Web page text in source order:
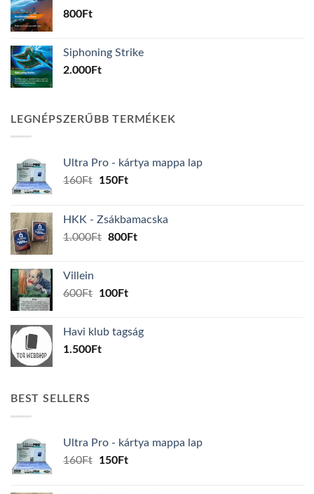
800Ft
Siphoning Strike
2.000Ft
LEGNÉPSZERŰBB TERMÉKEK
Ultra Pro - kártya mappa lap
160Ft
Original
160Ft.
150FtCurrent
150Ft.
HKK - Zsákbamacska
1.000Ft Original
800FtCurrent
Villein
600Ft
Original
600Ft.
100FtCurrent
100Ft.
Havi klub tagság
1.500Ft
BEST SELLERS
Ultra Pro - kártya mappa lap
160Ft
Original
150FtCurrent